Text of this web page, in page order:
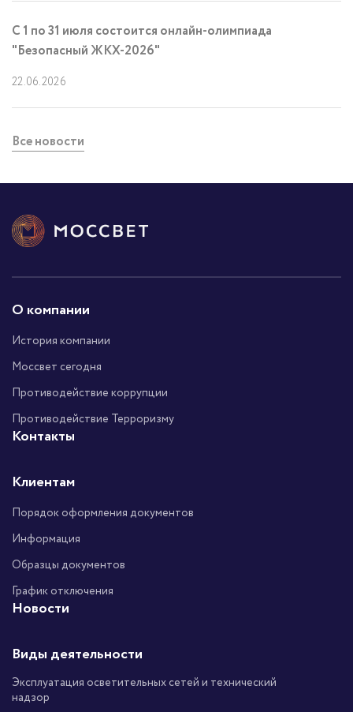
С 1 по 31 июля состоится онлайн-олимпиада
"Безопасный ЖКХ-2026"
22.06.2026
Все новости
Виды деятельности
Эксплуатация осветительных сетей и технический
надзор
О компании
История компании
Моссвет сегодня
Противодействие коррупции
Противодействие Терроризму
Контакты
Клиентам
Порядок оформления документов
Информация
Образцы документов
График отключения
Новости